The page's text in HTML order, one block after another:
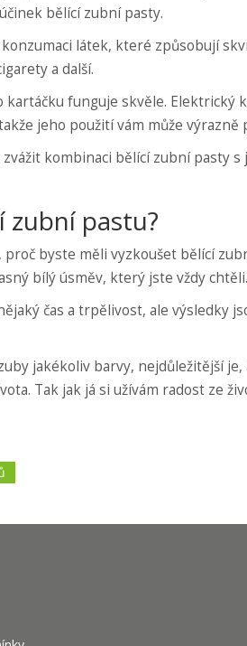
bělící zubní pasty.
látek, které způsobují
a další.
funguje skvěle. Elektrický
jeho použití vám může výrazně
kombinaci bělící zubní pasty s
zubní pastu?
byste měli vyzkoušet bělící
bílý úsměv, který jste vždy chtěli.
čas a trpělivost, ale výsledky
jakékoliv barvy, nejdůležitější je,
Tak jak já si užívám radost ze